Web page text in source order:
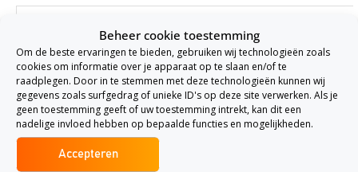
Beheer cookie toestemming
Om de beste ervaringen te bieden, gebruiken wij technologieën zoals
cookies om informatie over je apparaat op te slaan en/of te
raadplegen. Door in te stemmen met deze technologieën kunnen wij
gegevens zoals surfgedrag of unieke ID's op deze site verwerken. Als je
geen toestemming geeft of uw toestemming intrekt, kan dit een
nadelige invloed hebben op bepaalde functies en mogelijkheden.
Accepteren
Overtreding Bedrag
Geen of onvoldoende
werkende
ontwasemingsinstallatie
€ 140,- N 440 a
Belemmerd zicht door